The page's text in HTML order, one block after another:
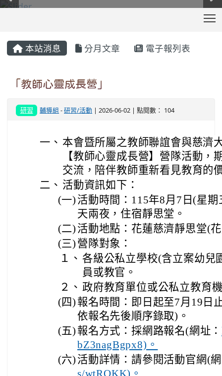
本站消息 分月文章 電子報列表
「教師心靈成長營」
研習 輔導組 -研習/活動 | 2026-06-02 | 點閱數： 104
一、 本會暨所屬之教師聯誼會與慈濟
【教師心靈成長營】營隊活動，
交流，陪伴教師重新看見教育的
二、 活動資訊如下：
(一) 活動時間：115年8月7日(星
天兩夜，住宿靜思堂。
(二) 活動地點：花蓮慈濟靜思堂(
(三) 營隊對象：
１、 各級公私立學校(含立案幼兒
員或教官。
２、 政府教育單位或公私立教育
(四) 報名時間：即日起至7月19日
依報名先後順序錄取)。
(五) 報名方式：採網路報名(網址：
bZ3nagBgpx8)。
(六) 活動詳情：請參閱活動官網(
s/wtROKK)。